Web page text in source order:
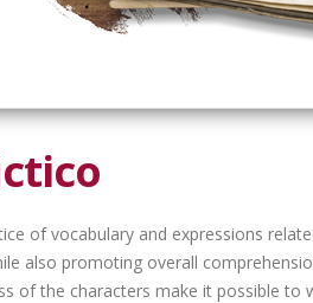
of vocabulary and expressions
also promoting overall
of the characters make it possible